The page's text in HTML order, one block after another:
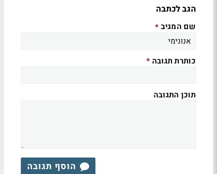
הגב לכתבה
שם המגיב *
כותרת תגובה *
תוכן התגובה
הוסף תגובה